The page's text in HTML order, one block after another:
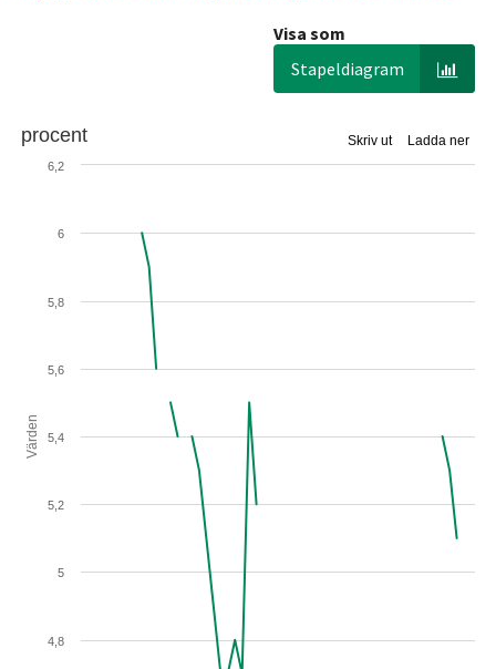
Visa som
Stapeldiagram
Ladda ner
Skriv ut
Värden
procent
4,8
5
5,2
5,4
5,6
5,8
6
6,2